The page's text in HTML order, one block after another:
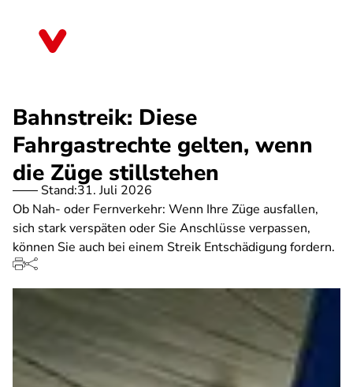
Bahnstreik: Diese
Fahrgastrechte gelten, wenn
die Züge stillstehen
Stand:31. Juli 2026
Ob Nah- oder Fernverkehr: Wenn Ihre Züge ausfallen,
sich stark verspäten oder Sie Anschlüsse verpassen,
können Sie auch bei einem Streik Entschädigung fordern.